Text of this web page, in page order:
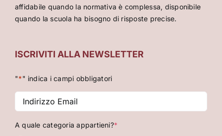
affidabile quando la normativa è complessa, disponibile
quando la scuola ha bisogno di risposte precise.
ISCRIVITI ALLA NEWSLETTER
"*" indica i campi obbligatori
Indirizzo
Email*
A quale categoria appartieni?*